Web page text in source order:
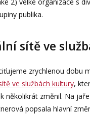
publika.
sítě ve
zrychlenou dobu
ve službách kultury,
několikrát změnil. Na
popsala hlavní